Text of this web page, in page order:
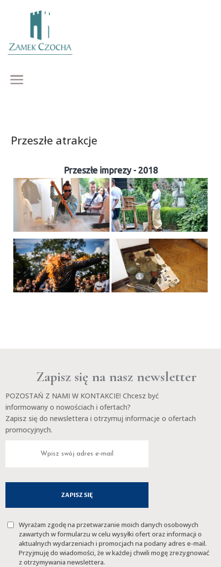
Przeszłe atrakcje
Przeszłe imprezy - 2018
Zapisz się na nasz newsletter
POZOSTAŃ Z NAMI W KONTAKCIE! Chcesz być
informowany o nowościach i ofertach?
Zapisz się do newslettera i otrzymuj informacje o ofertach
promocyjnych.
Wyrażam zgodę na przetwarzanie moich danych osobowych
zawartych w formularzu w celu wysyłki ofert oraz informacji o
aktualnych wydarzeniach i promocjach na podany adres e-mail.
Przyjmuję do wiadomości, że w każdej chwili mogę zrezygnować
z otrzymywania newslettera.